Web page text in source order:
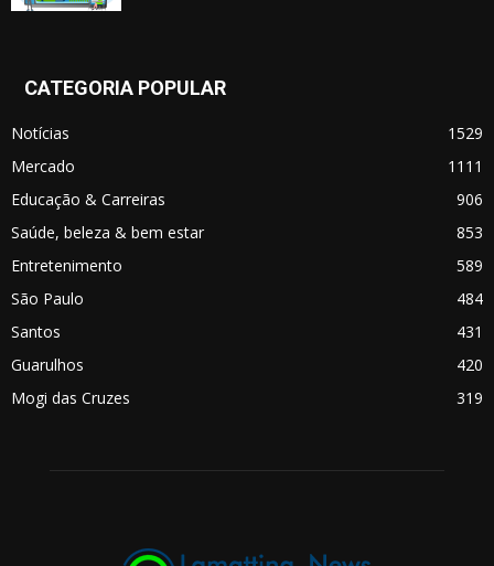
CATEGORIA POPULAR
Notícias
1529
Mercado
1111
Educação & Carreiras
906
Saúde, beleza & bem estar
853
Entretenimento
589
São Paulo
484
Santos
431
Guarulhos
420
Mogi das Cruzes
319